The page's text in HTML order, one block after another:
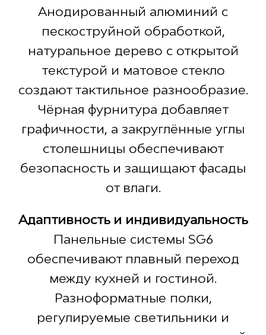
Анодированный алюминий с
пескоструйной обработкой,
натуральное дерево с открытой
текстурой и матовое стекло
создают тактильное разнообразие.
Чёрная фурнитура добавляет
графичности, а закруглённые углы
столешницы обеспечивают
безопасность и защищают фасады
от влаги.
Адаптивность и индивидуальность
Панельные системы SG6
обеспечивают плавный переход
между кухней и гостиной.
Разноформатные полки,
регулируемые светильники и